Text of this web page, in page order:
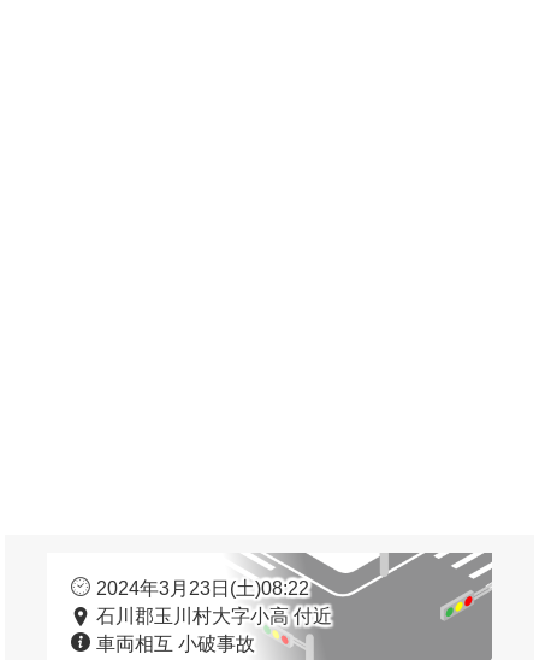
2024年3月23日(土)08:22
石川郡玉川村大字小高 付近
車両相互 小破事故